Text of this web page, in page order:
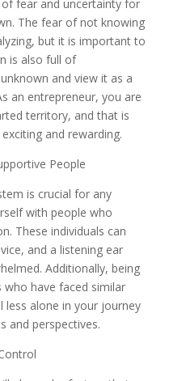
fear and uncertainty for
The fear of not knowing
but it is important to
is also full of
and view it as a
an entrepreneur, you are
territory, and that is
and rewarding.
People
is crucial for any
with people who
These individuals can
and a listening ear
Additionally, being
have faced similar
less alone in your journey
and perspectives.